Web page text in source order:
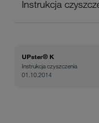
Instrukcja
UPster® K
Instrukcja czyszczenia
01.10.2014